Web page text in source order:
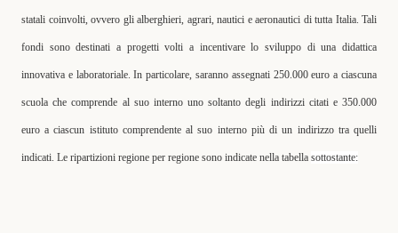
statali coinvolti, ovvero gli alberghieri, agrari, nautici e aeronautici di tutta Italia. Tali
fondi sono destinati a progetti volti a incentivare lo sviluppo di una didattica
innovativa e laboratoriale. In particolare, saranno assegnati 250.000 euro a ciascuna
scuola che comprende al suo interno uno soltanto degli indirizzi citati e 350.000
euro a ciascun istituto comprendente al suo interno più di un indirizzo tra quelli
indicati. Le ripartizioni regione per regione sono indicate nella tabella sottostante: